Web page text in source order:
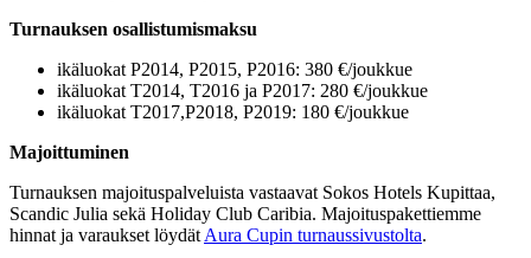
Turnauksen osallistumismaksu
ikäluokat P2014, P2015, P2016: 380 €/joukkue
ikäluokat T2014, T2016 ja P2017: 280 €/joukkue
ikäluokat T2017,P2018, P2019: 180 €/joukkue
Majoittuminen
Turnauksen majoituspalveluista vastaavat Sokos Hotels Kupittaa,
Scandic Julia sekä Holiday Club Caribia. Majoituspakettiemme
hinnat ja varaukset löydät Aura Cupin turnaussivustolta.